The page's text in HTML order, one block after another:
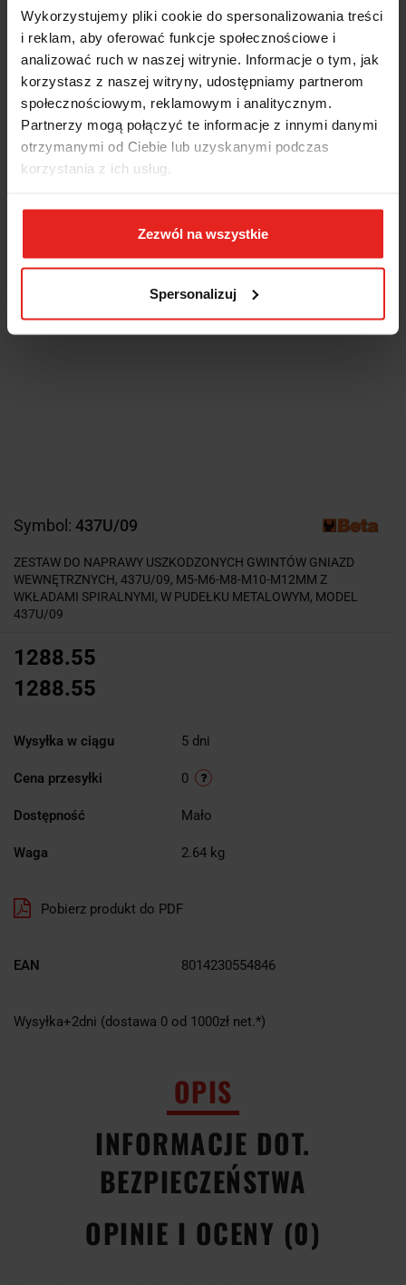
Wykorzystujemy pliki cookie do spersonalizowania treści
i reklam, aby oferować funkcje społecznościowe i
analizować ruch w naszej witrynie. Informacje o tym, jak
korzystasz z naszej witryny, udostępniamy partnerom
społecznościowym, reklamowym i analitycznym.
Partnerzy mogą połączyć te informacje z innymi danymi
otrzymanymi od Ciebie lub uzyskanymi podczas
korzystania z ich usług.
Zezwól na wszystkie
Spersonalizuj
Symbol: 437U/09
ZESTAW DO NAPRAWY USZKODZONYCH GWINTÓW GNIAZD
WEWNĘTRZNYCH, 437U/09, M5-M6-M8-M10-M12MM Z
WKŁADAMI SPIRALNYMI, W PUDEŁKU METALOWYM, MODEL
437U/09
1288.55
1288.55
Wysyłka w ciągu 5 dni
Cena przesyłki 0
Dostępność Mało
Waga 2.64 kg
Pobierz produkt do PDF
EAN 8014230554846
Wysyłka+2dni (dostawa 0 od 1000zł net.*)
OPIS
INFORMACJE DOT.
BEZPIECZEŃSTWA
OPINIE I OCENY (0)